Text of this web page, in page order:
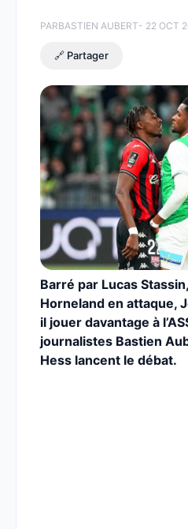
PARBASTIEN AUBERT- 22 OCT
🔗 Partager
Barré par Lucas
Horneland en attaque,
il jouer davantage à
journalistes Bastien
Hess lancent le débat.